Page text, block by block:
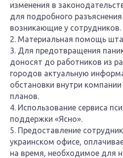
изменения в
для подробного
возникающие у сотрудников.
2. Материальная помощь
3. Для предотвращения
доносят до работников из
городов актуальную
обстановки внутри
планов.
4. Использование сервиса
поддержки «Ясно».
5. Предоставление
украинском офисе,
на время, необходимое для